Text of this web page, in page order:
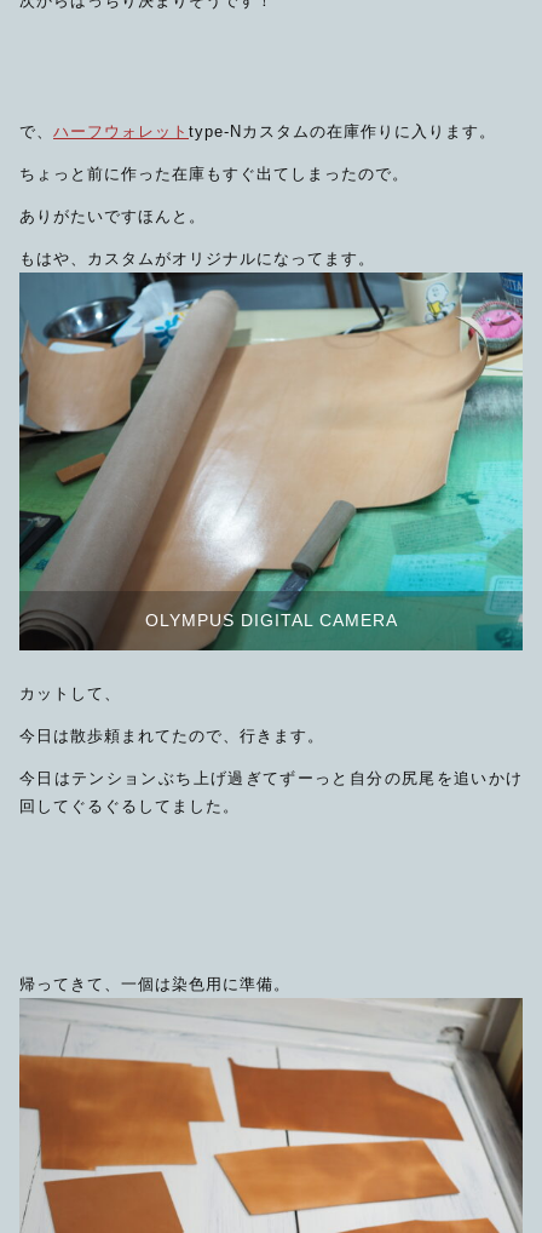
で、 ハーフウォレット type-Nカスタムの在庫作りに入ります。
ちょっと前に作った在庫もすぐ出てしまったので。
ありがたいですほんと。
もはや、カスタムがオリジナルになってます。
OLYMPUS DIGITAL CAMERA
カットして、
今日は散歩頼まれてたので、行きます。
今日はテンションぶち上げ過ぎてずーっと自分の尻尾を追いかけ
回してぐるぐるしてました。
帰ってきて、一個は染色用に準備。